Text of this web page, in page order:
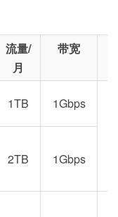
grade SSD
hard drives
feed
(nearly
and better
流量/
月
带宽
1TB 1Gbps
2TB 1Gbps